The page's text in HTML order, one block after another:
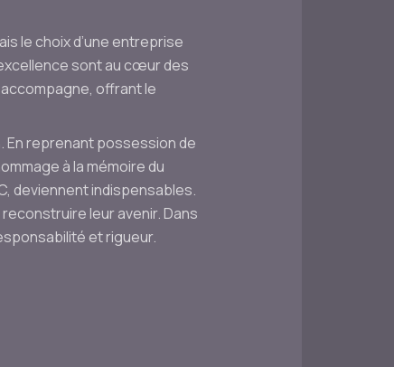
le choix d’une entreprise
sont au cœur des
accompagne, offrant le
reprenant possession de
à la mémoire du
deviennent indispensables.
leur avenir. Dans
et rigueur.